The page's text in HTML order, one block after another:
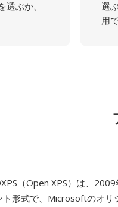
ぶか、
選
用
（Open XPS）は、
ト形式で、Microsoftのオリ